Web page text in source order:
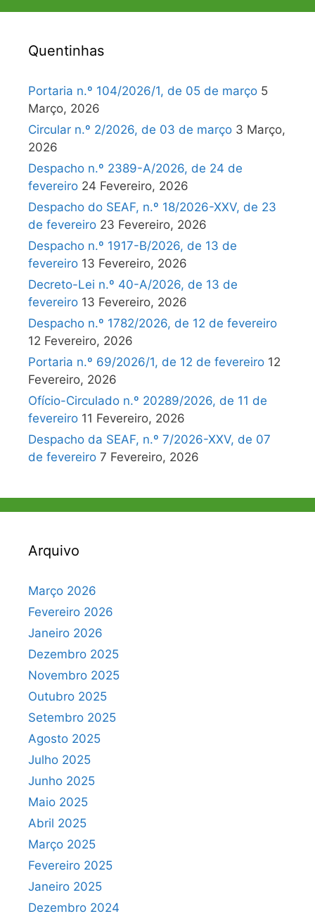
Quentinhas
Portaria n.º 104/2026/1, de 05 de março 5
Março, 2026
Circular n.º 2/2026, de 03 de março 3 Março,
2026
Despacho n.º 2389-A/2026, de 24 de
fevereiro 24 Fevereiro, 2026
Despacho do SEAF, n.º 18/2026-XXV, de 23
de fevereiro 23 Fevereiro, 2026
Despacho n.º 1917-B/2026, de 13 de
fevereiro 13 Fevereiro, 2026
Decreto-Lei n.º 40-A/2026, de 13 de
fevereiro 13 Fevereiro, 2026
Despacho n.º 1782/2026, de 12 de fevereiro
12 Fevereiro, 2026
Portaria n.º 69/2026/1, de 12 de fevereiro 12
Fevereiro, 2026
Ofício-Circulado n.º 20289/2026, de 11 de
fevereiro 11 Fevereiro, 2026
Despacho da SEAF, n.º 7/2026-XXV, de 07
de fevereiro 7 Fevereiro, 2026
Arquivo
Março 2026
Fevereiro 2026
Janeiro 2026
Dezembro 2025
Novembro 2025
Outubro 2025
Setembro 2025
Agosto 2025
Julho 2025
Junho 2025
Maio 2025
Abril 2025
Março 2025
Fevereiro 2025
Janeiro 2025
Dezembro 2024